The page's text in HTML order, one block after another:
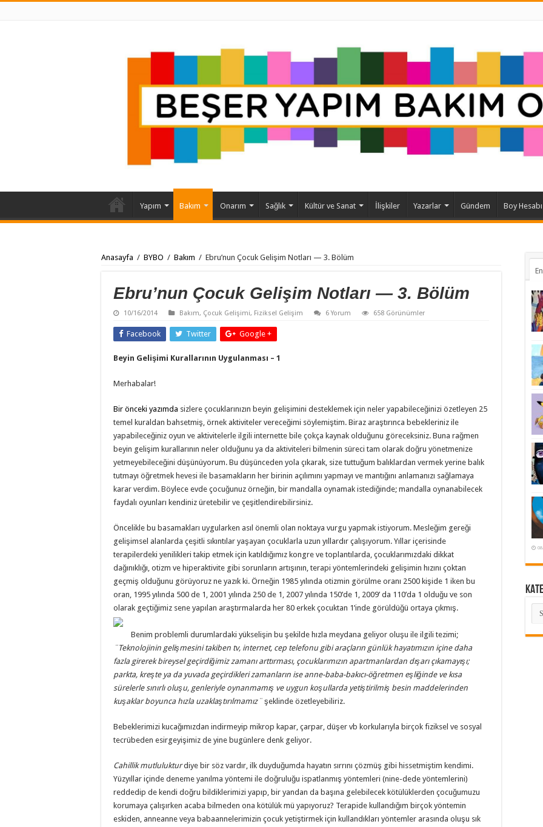
Yapım Bakım Onarım Sağlık Kültür ve Sanat İlişkiler Yazarlar Gündem Boy Hesabı
Anasayfa / BYBO / Bakım / Ebru’nun Çocuk Gelişim Notları — 3. Bölüm
Ebru’nun Çocuk Gelişim Notları — 3. Bölüm
10/16/2014 Bakım, Çocuk Gelişimi, Fiziksel Gelişim 6 Yorum 658 Görünümler
Facebook Twitter Google +
Beyin Gelişimi Kurallarının Uygulanması – 1
Merhabalar!
Bir önceki yazımda sizlere çocuklarınızın beyin gelişimini desteklemek için neler yapabileceğinizi özetleyen 25
temel kuraldan bahsetmiş, örnek aktiviteler vereceğimi söylemiştim. Biraz araştırınca bebekleriniz ile
yapabileceğiniz oyun ve aktivitelerle ilgili internette bile çokça kaynak olduğunu göreceksiniz. Buna rağmen
beyin gelişim kurallarının neler olduğunu ya da aktiviteleri bilmenin süreci tam olarak doğru yönetmenize
yetmeyebileceğini düşünüyorum. Bu düşünceden yola çıkarak, size tuttuğum balıklardan vermek yerine balık
tutmayı öğretmek hevesi ile basamakların her birinin açılımını yapmayı ve mantığını anlamanızı sağlamaya
karar verdim. Böylece evde çocuğunuz örneğin, bir mandalla oynamak istediğinde; mandalla oynanabilecek
faydalı oyunları kendiniz üretebilir ve çeşitlendirebilirsiniz.
Öncelikle bu basamakları uygularken asıl önemli olan noktaya vurgu yapmak istiyorum. Mesleğim gereği
gelişimsel alanlarda çeşitli sıkıntılar yaşayan çocuklarla uzun yıllardır çalışıyorum. Yıllar içerisinde
terapilerdeki yenilikleri takip etmek için katıldığımız kongre ve toplantılarda, çocuklarımızdaki dikkat
dağınıklığı, otizm ve hiperaktivite gibi sorunların artışının, terapi yöntemlerindeki gelişimin hızını çoktan
geçmiş olduğunu görüyoruz ne yazık ki. Örneğin 1985 yılında otizmin görülme oranı 2500 kişide 1 iken bu
oran, 1995 yılında 500 de 1, 2001 yılında 250 de 1, 2007 yılında 150’de 1, 2009’ da 110’da 1 olduğu ve son
olarak geçtiğimiz sene yapılan araştırmalarda her 80 erkek çocuktan 1’inde görüldüğü ortaya çıkmış.
Benim problemli durumlardaki yükselişin bu şekilde hızla meydana geliyor oluşu ile ilgili tezimi;
¨Teknolojinin gelişmesini takiben tv, internet, cep telefonu gibi araçların günlük hayatımızın içine daha
fazla girerek bireysel geçirdiğimiz zamanı arttırması, çocuklarımızın apartmanlardan dışarı çıkamayışı;
parkta, kreşte ya da yuvada geçirdikleri zamanların ise anne-baba-bakıcı-öğretmen eşliğinde ve kısa
sürelerle sınırlı oluşu, genleriyle oynanmamış ve uygun koşullarda yetiştirilmiş besin maddelerinden
kuşaklar boyunca hızla uzaklaştırılmamız¨ şeklinde özetleyebiliriz.
Bebeklerimizi kucağımızdan indirmeyip mikrop kapar, çarpar, düşer vb korkularıyla birçok fiziksel ve sosyal
tecrübeden esirgeyişimiz de yine bugünlere denk geliyor.
Cahillik mutlulukturdiye bir söz vardır, ilk duyduğumda hayatın sırrını çözmüş gibi hissetmiştim kendimi.
Yüzyıllar içinde deneme yanılma yöntemi ile doğruluğu ispatlanmış yöntemleri (nine-dede yöntemlerini)
reddedip de kendi doğru bildiklerimizi yapıp, bir yandan da başına gelebilecek kötülüklerden çocuğumuzu
korumaya çalışırken acaba bilmeden ona kötülük mü yapıyoruz? Terapide kullandığım birçok yöntemin
eskiden, anneanne veya babaannelerimizin çocuk yetiştirmek için kullandıkları yöntemler arasında oluşu sık